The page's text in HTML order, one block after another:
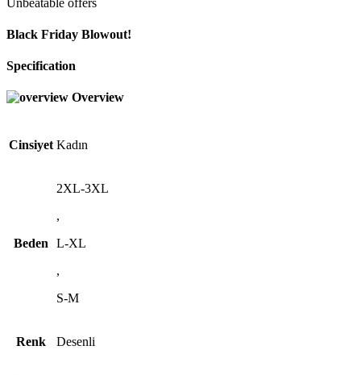
Black Friday Blowout!
Specification
Overview
Cinsiyet Kadın
Beden
2XL-3XL
,
L-XL
,
S-M
Renk Desenli